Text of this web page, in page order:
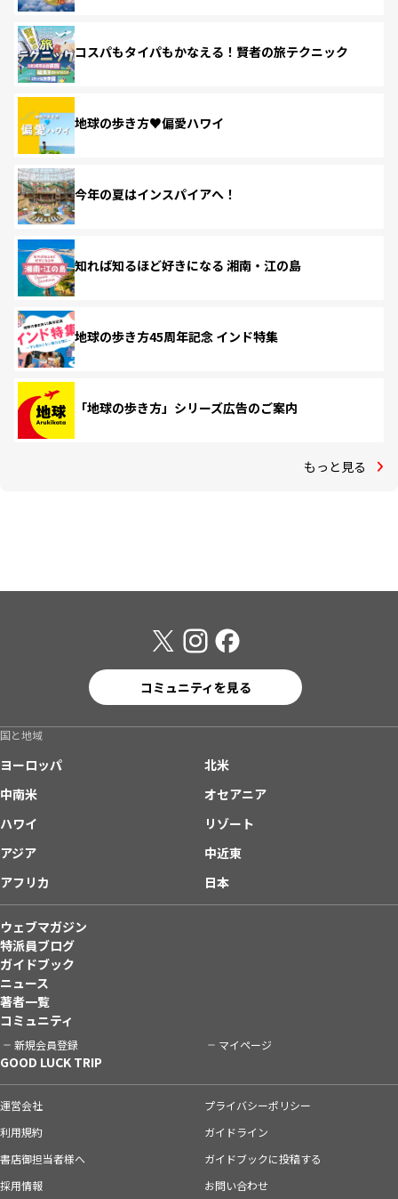
コスパもタイパもかなえる！賢者の旅テクニック
地球の歩き方♥偏愛ハワイ
今年の夏はインスパイアへ！
知れば知るほど好きになる 湘南・江の島
地球の歩き方45周年記念 インド特集
「地球の歩き方」シリーズ広告のご案内
もっと見る
コミュニティを見る
国と地域
ヨーロッパ
北米
中南米
オセアニア
ハワイ
リゾート
アジア
中近東
アフリカ
日本
ウェブマガジン
特派員ブログ
ガイドブック
ニュース
著者一覧
コミュニティ
新規会員登録 マイページ
GOOD LUCK TRIP
運営会社
プライバシーポリシー
利用規約
ガイドライン
書店御担当者様へ
ガイドブックに投稿する
採用情報
お問い合わせ